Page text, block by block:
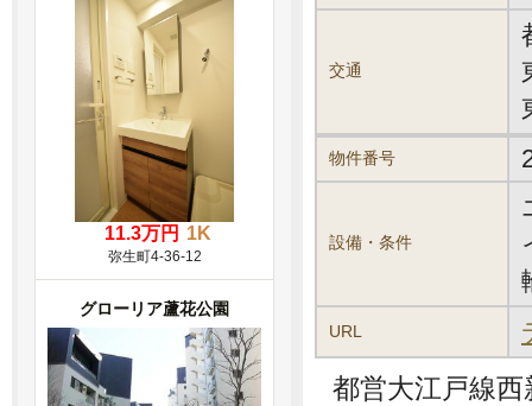
交通
物件番号
設備・条件
URL
都営大江戸線
11.3万円 1K
弥生町4-36-12
グローリア蘆花公園